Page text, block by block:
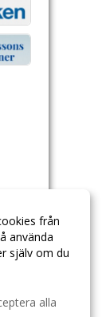
från
använda
själv om du
alla